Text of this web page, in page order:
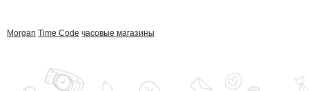
Morgan Time Code часовые магазины